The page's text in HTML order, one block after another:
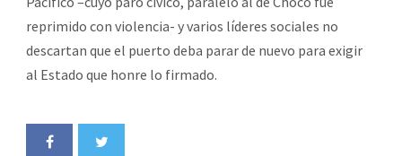
reprimido con violencia- y varios líderes sociales no
descartan que el puerto deba parar de nuevo para exigir
al Estado que honre lo firmado.